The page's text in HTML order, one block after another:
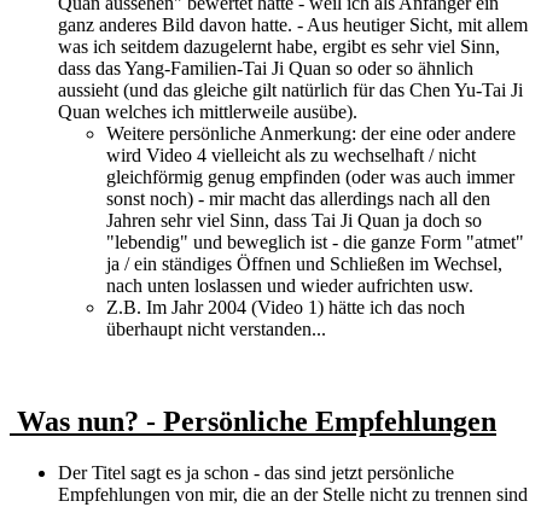
ganz anderes Bild davon hatte. - Aus heutiger Sicht, mit allem
was ich seitdem dazugelernt habe, ergibt es sehr viel Sinn,
dass das Yang-Familien-Tai Ji Quan so oder so ähnlich
aussieht (und das gleiche gilt natürlich für das Chen Yu-Tai Ji
Quan welches ich mittlerweile ausübe).
Weitere persönliche Anmerkung: der eine oder andere
wird Video 4 vielleicht als zu wechselhaft / nicht
gleichförmig genug empfinden (oder was auch immer
sonst noch) - mir macht das allerdings nach all den
Jahren sehr viel Sinn, dass Tai Ji Quan ja doch so
"lebendig" und beweglich ist - die ganze Form "atmet"
ja / ein ständiges Öffnen und Schließen im Wechsel,
nach unten loslassen und wieder aufrichten usw.
Z.B. Im Jahr 2004 (Video 1) hätte ich das noch
überhaupt nicht verstanden...
Was nun? - Persönliche Empfehlungen
Der Titel sagt es ja schon - das sind jetzt persönliche
Empfehlungen von mir, die an der Stelle nicht zu trennen sind